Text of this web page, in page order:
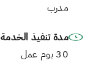
مدرب
مدة تنفيذ الخدمة
30 يوم عمل